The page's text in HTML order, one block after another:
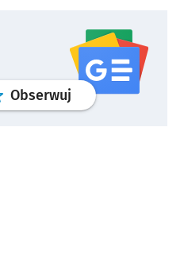
Obserwuj profilgoogle news